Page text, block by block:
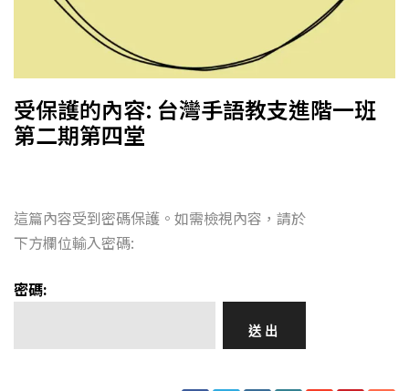
受保護的內容: 台灣手語教支進階一班
第二期第四堂
這篇內容受到密碼保護。如需檢視內容，請於
下方欄位輸入密碼:
密碼: